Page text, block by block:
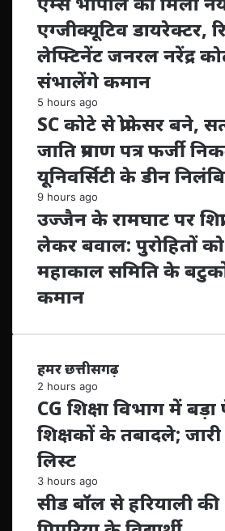
एग्जीक्यूटिव डायरेक्टर,
लेफ्टिनेंट जनरल नरेंद्र
संभालेंगे कमान
5 hours ago
SC कोटे से प्रोफेसर बने,
जाति प्रमाण पत्र फर्जी
यूनिवर्सिटी के डीन
9 hours ago
उज्जैन के रामघाट पर
लेकर बवाल: पुरोहितों
महाकाल समिति के
कमान
हमर छत्तीसगढ़
2 hours ago
CG शिक्षा विभाग में
शिक्षकों के तबादले; जारी
लिस्ट
3 hours ago
सीड बॉल से हरियाली